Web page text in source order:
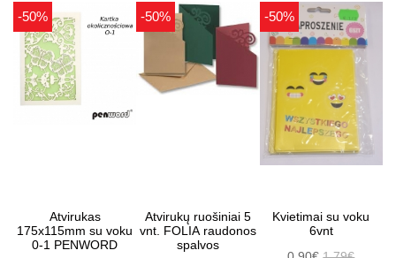
-50%
Atvirukas
175x115mm su voku
0-1 PENWORD
-50%
Atvirukų ruošiniai 5
vnt. FOLIA raudonos
spalvos
-50%
Kvietimai su voku
6vnt